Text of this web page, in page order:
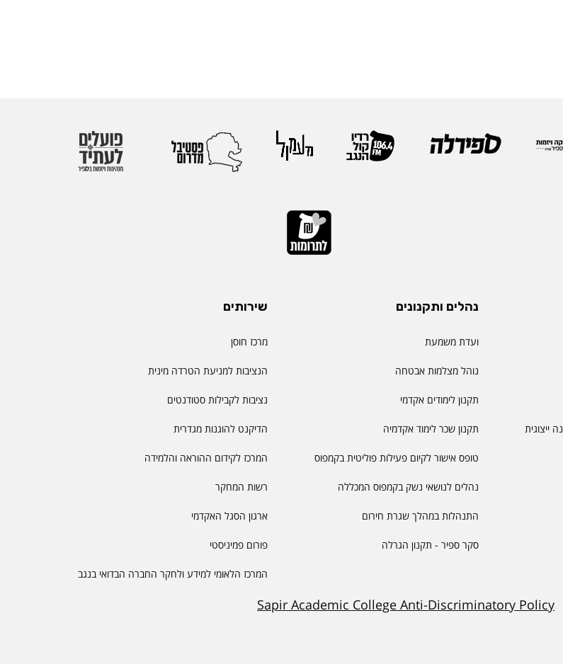
נהלים ותקנונים
ועדת משמעת
נוהל מצלמות אבטחה
תקנון לימודים אקדמי
תקנון שכר לימוד אקדמיה
טופס אישור לקיום פעילות פוליטית בקמפוס
נהלים לנושאי נשק בקמפוס המכללה
התנהלות במהלך שגרת חירום
סקר ספיר - תקנון הגרלה
שירותים
מרכז חוסן
הנציבות למניעת הטרדה מינית
נציבות לקבילות סטודנטים
הדיקנט להוגנות מגדרית
המרכז לקידום ההוראה והלמידה
רשות המחקר
ארגון הסגל האקדמי
פורום פמיניסטי
המרכז הלאומי למידע ולחקר החברה הבדואי בנגב
Sapir Academic College Anti-Discriminatory Policy